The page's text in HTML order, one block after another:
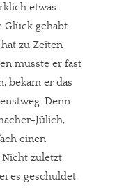
etwas
Glück gehabt.
zu Zeiten
musste er fast
bekam er das
Denn
Jülich,
einen
Nicht zuletzt
es geschuldet,